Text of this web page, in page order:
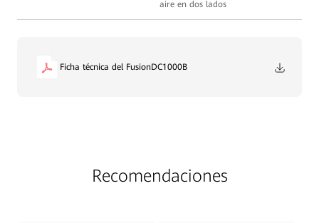
aire en dos lados
Ficha técnica del FusionDC1000B
Recomendaciones